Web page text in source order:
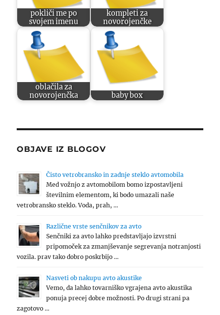
pokliči me po
svojem imenu
kompleti za
novorojenčke
oblačila za
novorojenčka
baby box
OBJAVE IZ BLOGOV
Čisto vetrobransko in zadnje steklo avtomobila
Med vožnjo z avtomobilom bomo izpostavljeni
številnim elementom, ki bodo umazali naše
vetrobransko steklo. Voda, prah, …
Različne vrste senčnikov za avto
Senčniki za avto lahko predstavljajo izvrstni
pripomoček za zmanjševanje segrevanja notranjosti
vozila. prav tako dobro poskrbijo …
Nasveti ob nakupu avto akustike
Vemo, da lahko tovarniško vgrajena avto akustika
ponuja precej dobre možnosti. Po drugi strani pa
zagotovo …